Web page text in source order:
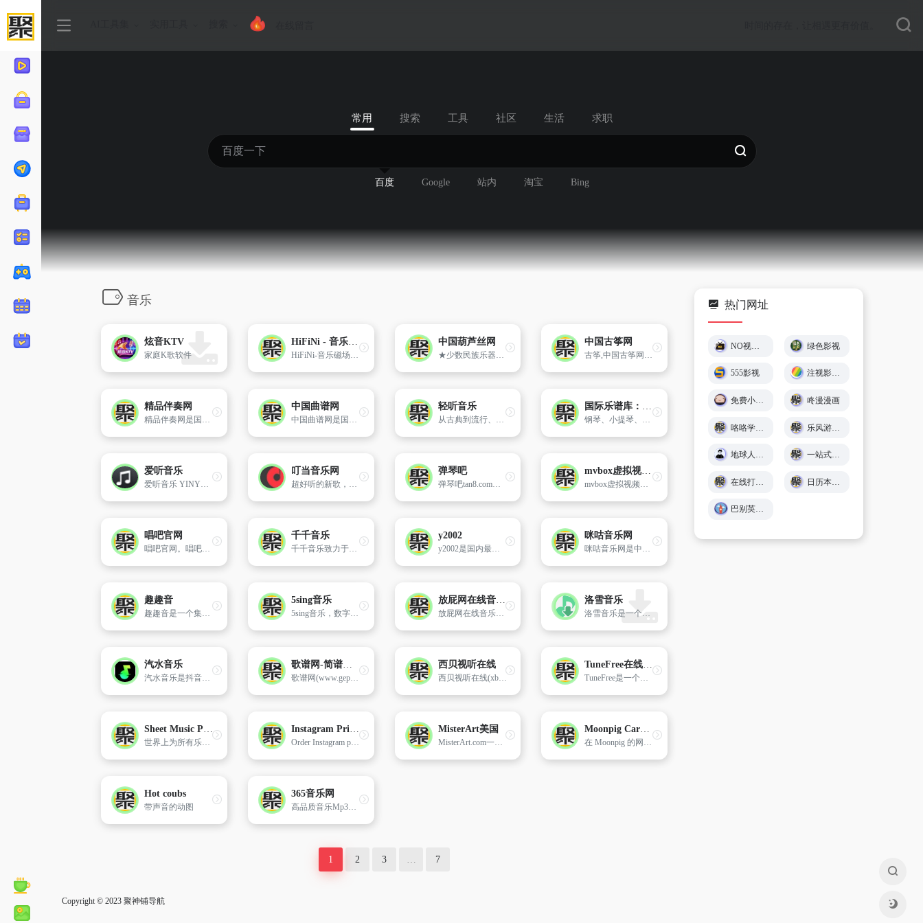
常用 搜索 工具 社区 生活 求职
百度 Google 站内 淘宝 Bing
音乐
炫音KTV
家庭K歌软件
HiFiNi - 音乐磁场
HiFiNi-音乐磁场是一个由音乐爱好者维护的分享平台,也是一个永久免费的海量无损音乐下载网站。在这里，[…]
中国葫芦丝网
★少数民族乐器网★(中国葫芦丝网)www.hulusi.com,网上最大的葫芦丝论坛,建站最早的葫芦丝网站,专业的葫芦丝教学,葫芦丝名曲,葫芦丝曲谱，葫芦丝伴奏下载,葫芦丝音乐欣赏,葫芦丝指法表,以及其它少数民族乐器的介绍 为中国葫芦丝门户网站！
中国古筝网
古筝,中国古筝网,古筝名曲欣赏,古筝金曲,古筝曲谱,古筝入门教学视频,1+1古筝基础教学法,古琴,古筝怀旧金曲99首,古筝流行金曲99首
精品伴奏网
精品伴奏网是国内历史最久的伴奏交流平台，拥有实力雄厚的伴奏制作团队，致力于音乐编曲、制作、录音、词曲创作等业务已达15年。
中国曲谱网
中国曲谱网是国内知名曲谱网站
轻听音乐
从古典到流行、从摇滚到爵士等多种风格的音乐作品应有尽有。网站不仅提供了在线试听，还支持无损音乐的下载功能。
国际乐谱库：曲谱PDF下载
钢琴、小提琴、大提琴、长笛、单簧管、小号、八孔直笛、竖琴、圆号、吉他、萨克斯等
爱听音乐
爱听音乐 YINYUE.LOVE 具有音乐搜索、播放、下载、歌词同步显示、个人音乐播放列表同步等功能。
叮当音乐网
超好听的新歌，最红的网络歌曲试听下载，尽在叮当音乐网。经典歌曲、流行歌曲、英文歌曲一网打尽，做最好的在线音乐网站。
弹琴吧
弹琴吧tan8.com，中国的在线音乐兴趣教育社区，现注册用户突破100万。其音乐软件《弹琴吧》app、《钢琴谱大全》app和《吉他谱大全》app，安装量突破千万，好评如潮，小伙伴们快来加入吧。精选2万首iPhone/iPad/Android 钢琴谱,五线谱,乐谱,曲谱,免费下载,iPhone/iPad/Android版钢琴谱软件。
mvbox虚拟视频播放器
mvbox虚拟视频播放器是一款功能强大的多媒体卡拉OK娱乐软件，集在线录歌,在线k歌,虚拟视频等众多功能于一身，是国内受欢迎的卡拉OK播放器和虚拟视频软件.目前官方新版本为mvbox6.0.
唱吧官网
唱吧官网。唱吧app是时尚的手机KTV，数亿用户K歌聚会交友，一键修音美化声音。唱吧K歌宝是自带音箱的麦克风，颜值高声音好，明星都在用，在家K歌的神器。
千千音乐
千千音乐致力于提供更专业、更懂你的「场景音乐」，打造一款个性化、智能化的音乐伴侣产品，让你感受音乐本身的魅力。这里有来自不同国家的数百名音乐设计师，为你提供更好的音乐服务。
y2002
y2002是国内最好的dj舞曲站,提供dj舞曲原创发布,dj舞曲下载,高品质mp3舞曲上传,分享,欢迎广大DJ爱好者在这里发布您的原创作品.
咪咕音乐网
咪咕音乐网是中国移动官方音乐门户，旨在提供音乐首发、高品质音乐试听、彩铃订购、歌曲下载、铃音管理、音乐电台、音乐视频等一站式音乐互动体验，好音乐尽在music.migu.cn！
趣趣音
趣趣音是一个集音乐、歌词、MV、铃声于一体的音乐网站，从经典老歌到最新发行的作品，应有尽有。
5sing音乐
5sing音乐，数字音乐网站，汇集了大量的网络歌手的原创音乐歌曲及翻唱歌曲，提供大量歌曲的伴奏以及歌词免费下载，将喜爱的音乐或者歌曲作为手机彩铃下载
放屁网在线音乐搜索
放屁网在线音乐搜索，可以在线免费下载全网MP3付费歌曲、流行音乐、经典老歌等。曲库完整，更新迅速，试听流畅，支持高品质|无损音质
洛雪音乐
洛雪音乐是一个老牌的免费、开源的音乐软件，同时支持Windows、MacOS、Linux、Android四端，相当强悍！不过比较遗憾的是，根据官方说明，iOS端没有支持的计划。
汽水音乐
汽水音乐是抖音旗下的音乐软件，支持同步抖音音乐收藏。拥有千万量级曲库，支持海量音乐随心听
歌谱网-简谱网_乐谱_曲谱网_简谱歌谱大全
歌谱网(www.gepuwang.net)是中国专业的各类型的音乐歌谱网站,主要包含简谱,吉他谱,钢琴谱,乐谱,电子琴谱,手风琴谱,二胡谱,葫芦丝谱,笛萧谱,萨克斯谱,古筝谱,总谱等。
西贝视听在线
西贝视听在线(xbtv.net)是一个汇集了海内外华语广播电台和网络电视高清直播信号的在线视听平台。
TuneFree在线音乐播放器
TuneFree是一个功能丰富、简约易用的在线音乐播放器，为用户提供了全方位的音乐体验。拥有音乐搜索、播放、每日推荐、私人FM、歌词显示、歌曲评论还是网易云登录与云盘等功能，TuneFree都能满足用户的各种需求。 用户可以轻松地在这个平台上搜索并播放自己喜爱的歌曲，同时享受到每日推荐的精选音乐，还可以通过私人FM功能探索新的音乐发现。TuneFree致力于为用户打造一个愉悦的音乐世界，让音乐爱好者尽情享受美妙的音乐之旅。
Sheet Music Plus美国
世界上为所有乐器和水平提供最多的活页乐谱、乐谱和在线活页乐曲的所在地！订购印刷的标题或立即将活页乐谱下载到任何设备。Sheet Music Plus是一家美国在线乐谱零售商,该公司于1996年由Nick Babchuk创立。公司总部位于加利福尼亚州Emeryville。公司提供超过80万首歌曲,歌曲类型覆盖：古典、爵士、蓝调、摇滚、歌剧、蓝草音乐、流行、乡村、合唱和乐队、拉丁和R＆B风格。
Instagram Prints英国
Order Instagram prints online at Inkifi.com and choose from square and retro-style prints, photo books, posters, frames and more.
MisterArt美国
MisterArt.com一直被称为世界上最大的折扣艺术和工艺品供应的在线资源,如画笔,画布,油漆,铅笔,框架,粘土等等。
Moonpig Cards美国
在 Moonpig 的网站上,有 1000 多个贺卡模版,你可以自己上传照片,或是定制问候语,来制作一份独一无二的节日祝福。此外,它还提供包括鲜花、葡萄酒、食物礼盒在内的节日礼物选择。
Hot coubs
带声音的动图
365音乐网
高品质音乐Mp3下载试听网站,提供最新最好听的流行歌曲、网络歌曲,以及权威、全面的歌曲排行榜。
1 2 3 7
热门网址
绿色影视
555影视 注视影视 - 免费在线观影
免费小游戏在线玩 🕹️ 小猪秒玩 咚漫漫画
地球人导航 - 探索全网优质免费资源 一站式在线工具服务平台 - 工具派
巴别英语 - 英语听力练习,看美剧学英语
Copyright © 2023 聚神铺导航